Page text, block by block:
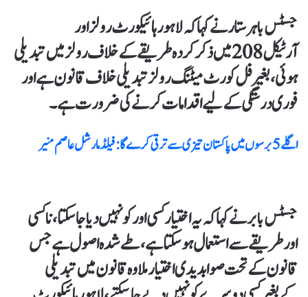
جسٹس باہر ستار نےکہا کہ لاہورہائیکورٹ رولز اور
آرٹیکل 208 میں ذکرکردہ طریقے کےخلاف رولز میں تبدیلی
ہوئی، بغیر فل کورٹ میٹنگ رولز تبدیلی خلاف قانون ہے اور
فوری درستگی کے لیے اقدامات کرنے کی ضرورت ہے۔
اگلے 5 برسوں میں پاکستان تیزی سے ترقی کرے گا : فیلڈ مارشل عاصم منیر
جسٹس بابر نےکہا کہ یہ اختیار کسی اورکو نہیں دیا جا سکتا، نا کسی
اورطریقے سے استعمال ہو سکتا ہے، طے شدہ اصول ہے جس
قانون کےتحت صوابدیدی اختیارملا وہ قانون میں تبدیلی